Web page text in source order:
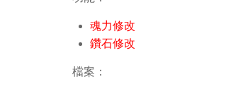
魂力修改
鑽石修改
檔案：